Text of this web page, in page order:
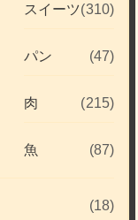
スイーツ(310)
パン (47)
肉 (215)
魚 (87)
(18)